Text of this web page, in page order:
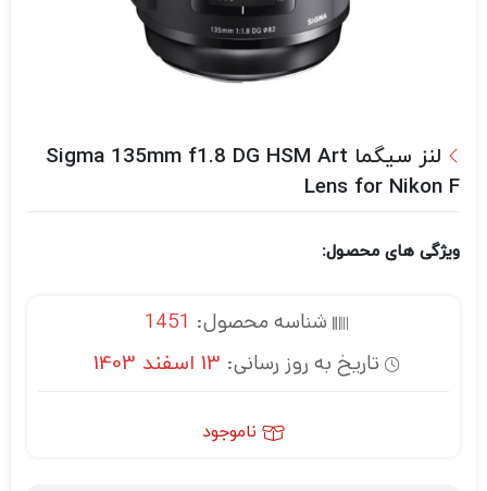
لنز سیگما Sigma 135mm f1.8 DG HSM Art
Lens for Nikon F
ویژگی های محصول:
شناسه محصول: 1451
تاریخ به روز رسانی: 13 اسفند 1403
ناموجود